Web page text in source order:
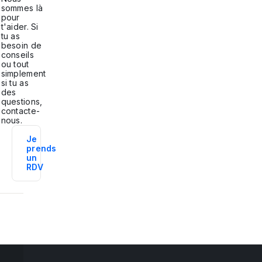
sommes là
pour
t'aider. Si
tu as
besoin de
conseils
ou tout
simplement
si tu as
des
questions,
contacte-
nous.
Je
prends
un
RDV